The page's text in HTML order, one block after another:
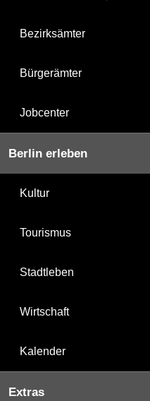
Bezirksämter
Bürgerämter
Jobcenter
Berlin erleben
Kultur
Tourismus
Stadtleben
Wirtschaft
Kalender
Extras